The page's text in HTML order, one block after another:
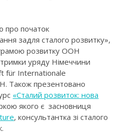
про початок
задля сталого розвитку»,
розвитку ООН
уряду Німеччини
für Internationale
Також презентовано
«Сталий розвиток: нова
якого є засновниця
, консультантка зі сталого